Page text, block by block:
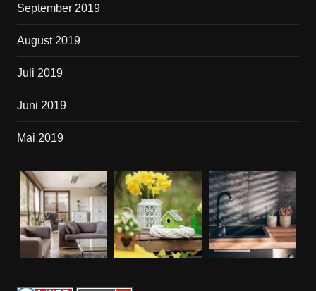
September 2019
August 2019
Juli 2019
Juni 2019
Mai 2019